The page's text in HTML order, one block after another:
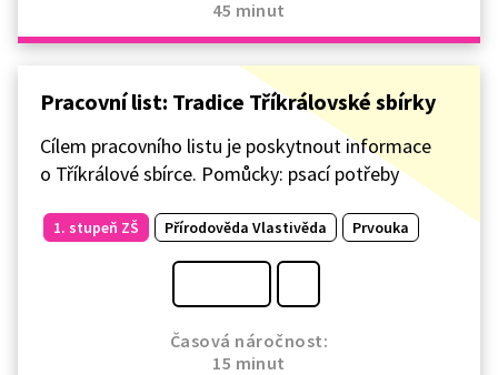
45 minut
Pracovní list: Tradice Tříkrálovské sbírky
Cílem pracovního listu je poskytnout informace
o Tříkrálové sbírce. Pomůcky: psací potřeby
1. stupeň ZŠ Přírodověda Vlastivěda Prvouka
Časová náročnost:
15 minut